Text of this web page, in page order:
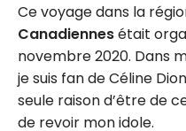
Ce voyage dans la
Canadiennesétait
novembre 2020. Dans
je suis fan de Céline
seule raison d’être de
de revoir mon idole.